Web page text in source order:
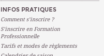
INFOS PRATIQUES
Comment s’inscrire ?
S’inscrire en Formation
Professionnelle
Tarifs et modes de règlements